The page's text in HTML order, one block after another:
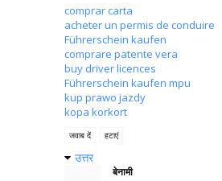
comprar carta
acheter un permis de conduire
Führerschein kaufen
comprare patente vera
buy driver licences
Führerschein kaufen mpu
kup prawo jazdy
kopa korkort
जवाब दें हटाएं
उत्तर
बेनामी